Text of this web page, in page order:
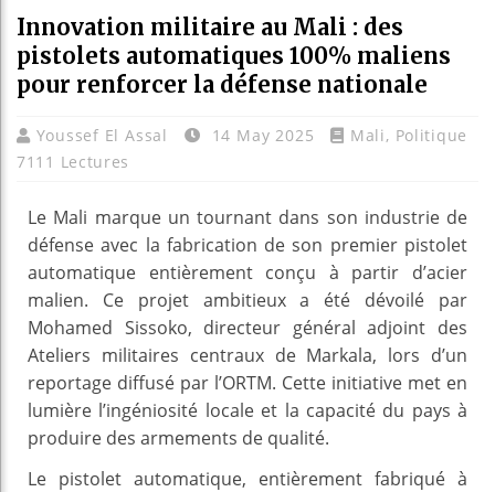
Innovation militaire au Mali : des
pistolets automatiques 100% maliens
pour renforcer la défense nationale
Youssef El Assal 14 May 2025 Mali, Politique
7111 Lectures
Le Mali marque un tournant dans son industrie de
défense avec la fabrication de son premier pistolet
automatique entièrement conçu à partir d’acier
malien. Ce projet ambitieux a été dévoilé par
Mohamed Sissoko, directeur général adjoint des
Ateliers militaires centraux de Markala, lors d’un
reportage diffusé par l’ORTM. Cette initiative met en
lumière l’ingéniosité locale et la capacité du pays à
produire des armements de qualité.
Le pistolet automatique, entièrement fabriqué à